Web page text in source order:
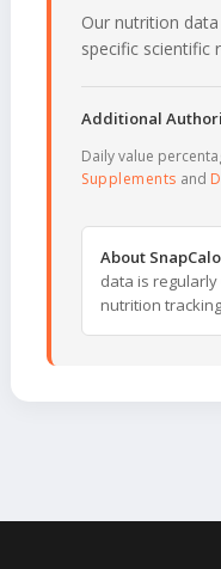
Our nutrition
specific scientific
Additional
Daily value
Supplements and
About
data is
nutrition